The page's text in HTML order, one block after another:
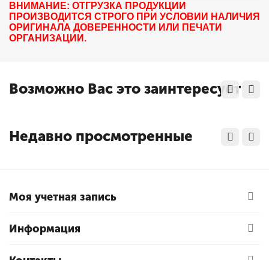
ВНИМАНИЕ: ОТГРУЗКА ПРОДУКЦИИ
ПРОИЗВОДИТСЯ СТРОГО ПРИ УСЛОВИИ НАЛИЧИЯ
ОРИГИНАЛА ДОВЕРЕННОСТИ ИЛИ ПЕЧАТИ
ОРГАНИЗАЦИИ.
Возможно Вас это заинтересует
Недавно просмотренные
Моя учетная запись
Информация